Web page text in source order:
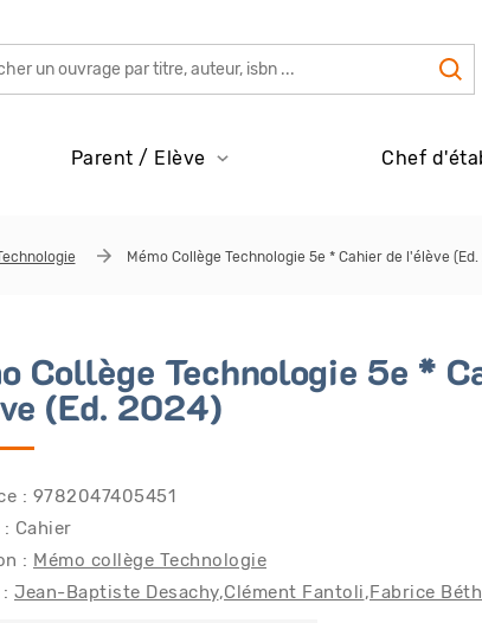
Parent / Elève Chef
Mémo Collège Technologie 5e * Cahier de l'élève (Ed.
Collège Technologie 5e *
(Ed. 2024)
: 9782047405451
Cahier
: Mémo collège Technologie
Jean-Baptiste Desachy Clément Fantoli Fabrice